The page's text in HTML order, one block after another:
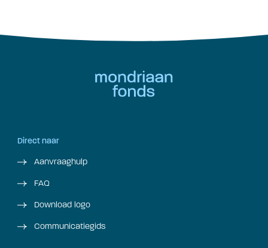
Direct naar
Aanvraaghulp
FAQ
Download logo
Communicatiegids